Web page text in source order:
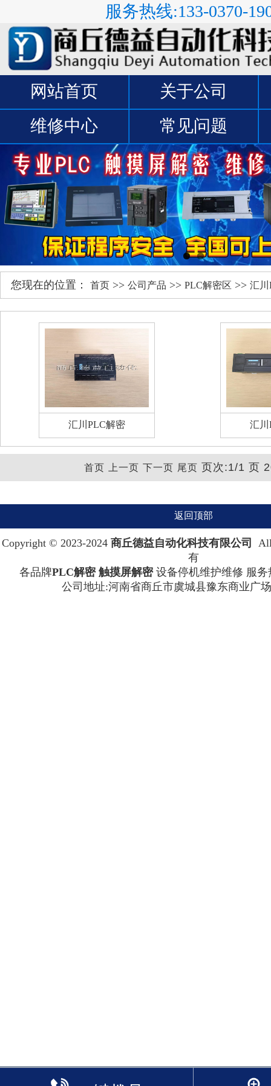
服务热线:133-0370-
网站首页
关于公司
维修中心
常见问题
您现在的位置： 首页 >> 公司产品 >> PLC解密区 >> 汇川
汇川PLC解密 汇川
首页 上一页 下一页 尾页 页次:1/1 页
返回顶部
Copyright © 2023-2024 商丘德益自动化科技有限公司
有
各品牌PLC解密 触摸屏解密设备停机维护维修 服务
公司地址:河南省商丘市虞城县豫东商业广